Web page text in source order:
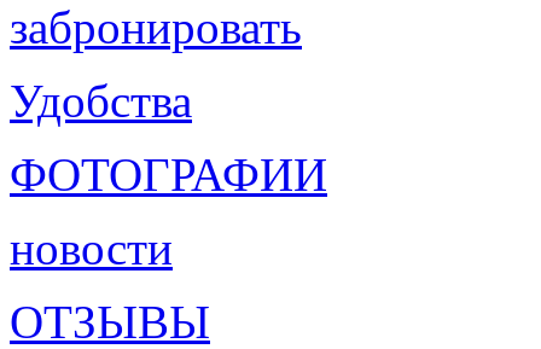
забронировать
Удобства
ФОТОГРАФИИ
новости
ОТЗЫВЫ